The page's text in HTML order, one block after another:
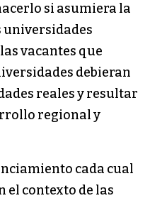
si asumiera la
universidades
vacantes que
debieran
reales y resultar
regional y
cada cual
el contexto de las